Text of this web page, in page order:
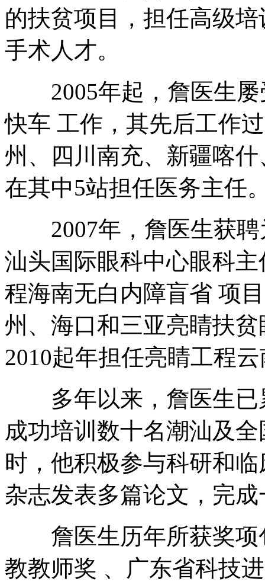
的扶贫项目，担任高级
手术人才。
2005年起，詹医生屡
快车 工作，其先后工作
州、四川南充、新疆喀
在其中5站担任医务主任
2007年，詹医生获聘
汕头国际眼科中心眼科
程海南无白内障盲省 项
州、海口和三亚亮睛扶
2010起年担任亮睛工程
多年以来，詹医生已
成功培训数十名潮汕及
时，他积极参与科研和
杂志发表多篇论文，完
詹医生历年所获奖项
教教师奖 、广东省科技